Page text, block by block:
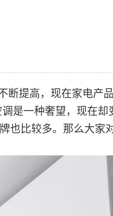
提高，现在家电产
是一种奢望，现在
也比较多。那么大家